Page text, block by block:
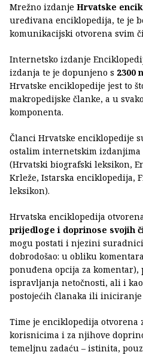
Mrežno izdanje Hrvatske
uređivana enciklopedija, te je
komunikacijski otvorena svim
Internetsko izdanje
izdanja te je dopunjeno s 2300
Hrvatske enciklopedije jest to
makropedijske članke, a u
komponenta.
Članci Hrvatske enciklopedije
ostalim internetskim izdanjima
(Hrvatski biografski leksikon,
Krleže, Istarska enciklopedija,
leksikon).
Hrvatska enciklopedija
prijedloge i doprinose svojih
mogu postati i njezini
dobrodošao: u obliku
ponuđena opcija za
ispravljanja netočnosti, ali i
postojećih članaka ili
Time je enciklopedija otvorena
korisnicima i za njihove
temeljnu zadaću – istinita,